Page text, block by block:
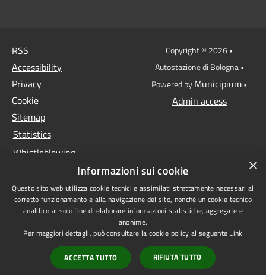
RSS
Accessibility
Privacy
Cookie
Sitemap
Statistics
Whistleblowing
Anti-money laundering
Supplier register
Video surveillance
Declaration of
accessibility
Copyright © 2026 •
Autostazione di Bologna •
Powered byMunicipium•
Admin access
×
Informazioni sui cookie
Questo sito web utilizza cookie tecnici e assimilati strettamente necessari al
corretto funzionamento e alla navigazione del sito, nonché un cookie tecnico
analitico al solo fine di elaborare informazioni statistiche, aggregate e
anonime.
Per maggiori dettagli, può consultare la cookie policy al seguente Link
ACCETTA TUTTO RIFIUTA TUTTO